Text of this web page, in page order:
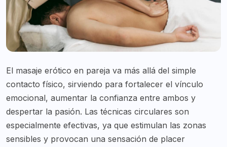
El masaje erótico en pareja va más allá del simple
contacto físico, sirviendo para fortalecer el vínculo
emocional, aumentar la confianza entre ambos y
despertar la pasión. Las técnicas circulares son
especialmente efectivas, ya que estimulan las zonas
sensibles y provocan una sensación de placer